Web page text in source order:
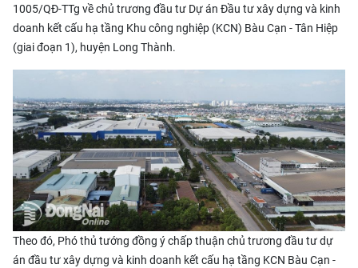
1005/QĐ-TTg về chủ trương đầu tư Dự án Đầu tư xây dựng và kinh
doanh kết cấu hạ tầng Khu công nghiệp (KCN) Bàu Cạn - Tân Hiệp
(giai đoạn 1), huyện Long Thành.
Theo đó, Phó thủ tướng đồng ý chấp thuận chủ trương đầu tư dự
án đầu tư xây dựng và kinh doanh kết cấu hạ tầng KCN Bàu Cạn -